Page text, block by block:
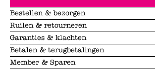
Bestellen & bezorgen
Ruilen & retourneren
Garanties & klachten
Betalen & terugbetalingen
Member & Sparen